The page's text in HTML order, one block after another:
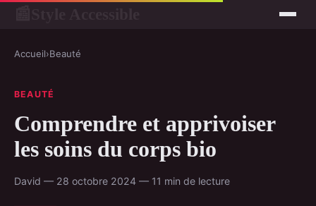
Accueil›Beauté
BEAUTÉ
Comprendre et apprivoiser
les soins du corps bio
David — 28 octobre 2024 — 11 min de lecture